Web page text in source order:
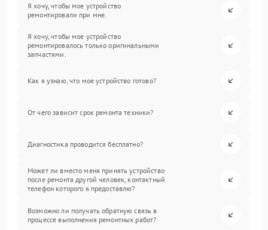
Я хочу, чтобы мое устройство
ремонтировали при мне.
Я хочу, чтобы мое устройство
ремонтировалось только оригинальными
запчастями.
Как я узнаю, что мое устройство готово?
От чего зависит срок ремонта техники?
Диагностика проводится бесплатно?
Может ли вместо меня принять устройство
после ремонта другой человек, контактный
телефон которого я предоставлю?
Возможно ли получать обратную связь в
процессе выполнения ремонтных работ?